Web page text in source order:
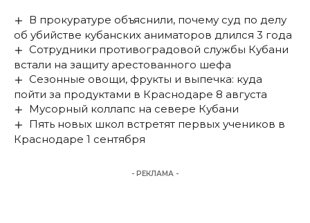
В прокуратуре объяснили, почему суд по делу
об убийстве кубанских аниматоров длился 3 года
Сотрудники противоградовой службы Кубани
встали на защиту арестованного шефа
Сезонные овощи, фрукты и выпечка: куда
пойти за продуктами в Краснодаре 8 августа
Мусорный коллапс на севере Кубани
Пять новых школ встретят первых учеников в
Краснодаре 1 сентября
- РЕКЛАМА -